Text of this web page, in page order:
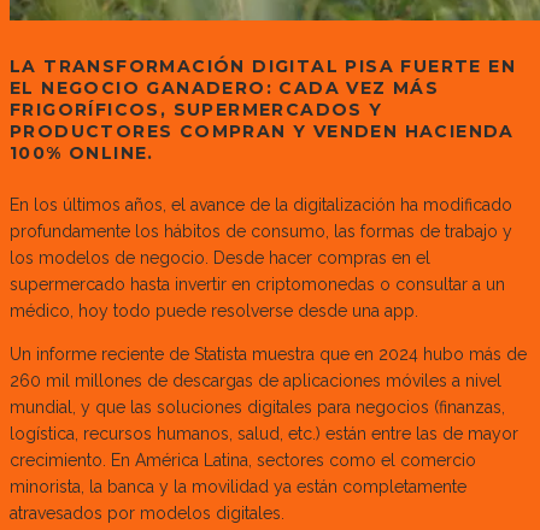
LA TRANSFORMACIÓN DIGITAL PISA FUERTE EN
EL NEGOCIO GANADERO: CADA VEZ MÁS
FRIGORÍFICOS, SUPERMERCADOS Y
PRODUCTORES COMPRAN Y VENDEN HACIENDA
100% ONLINE.
En los últimos años, el avance de la digitalización ha modificado
profundamente los hábitos de consumo, las formas de trabajo y
los modelos de negocio. Desde hacer compras en el
supermercado hasta invertir en criptomonedas o consultar a un
médico, hoy todo puede resolverse desde una app.
Un informe reciente de Statista muestra que en 2024 hubo más de
260 mil millones de descargas de aplicaciones móviles a nivel
mundial, y que las soluciones digitales para negocios (finanzas,
logística, recursos humanos, salud, etc.) están entre las de mayor
crecimiento. En América Latina, sectores como el comercio
minorista, la banca y la movilidad ya están completamente
atravesados por modelos digitales.